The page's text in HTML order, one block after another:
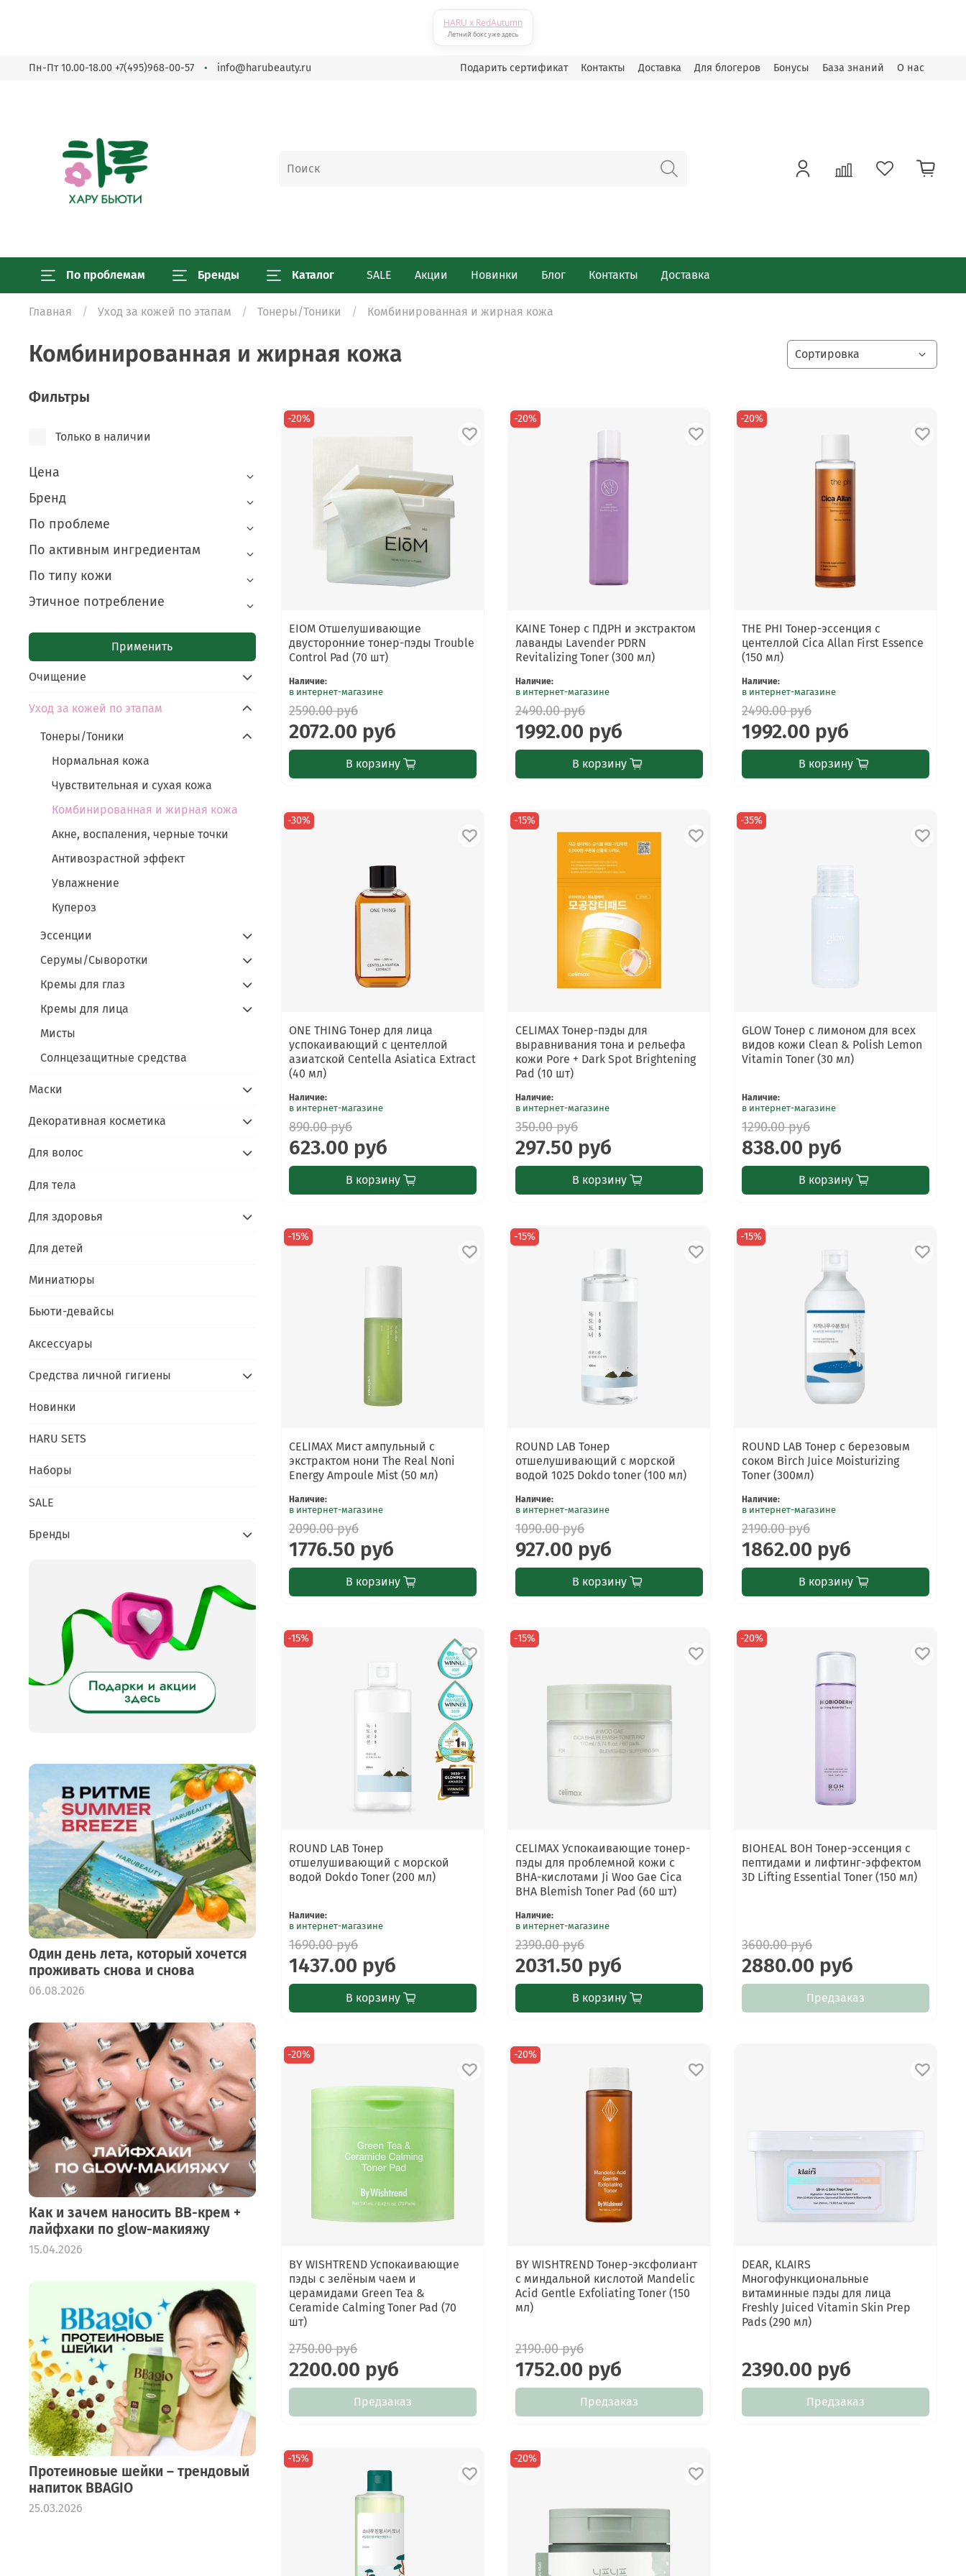
HARU x RedAutumn
Летний бокс уже здесь
Подарить сертификат Контакты Доставка Для блогеров Бонусы База знаний О нас
Пн-Пт 10.00-18.00 +7(495)968-00-57 info@harubeauty.ru
По проблемам Бренды Каталог SALE Акции Новинки Блог Контакты Доставка
Главная Уход за кожей по этапам Тонеры/Тоники Комбинированная и жирная кожа
Комбинированная и жирная кожа
-20%
EIOM Отшелушивающие
двусторонние тонер-пэды Trouble
Control Pad (70 шт)
Наличие:
в интернет-магазине
2590.00 руб
2072.00 руб
В корзину
-20%
KAINE Тонер с ПДРН и экстрактом
лаванды Lavender PDRN
Revitalizing Toner (300 мл)
Наличие:
в интернет-магазине
2490.00 руб
1992.00 руб
В корзину
-20%
THE PHI Тонер-эссенция с
центеллой Cica Allan First Essence
(150 мл)
Наличие:
в интернет-магазине
2490.00 руб
1992.00 руб
В корзину
-30%
ONE THING Тонер для лица
успокаивающий с центеллой
азиатской Centella Asiatica Extract
(40 мл)
Наличие:
в интернет-магазине
890.00 руб
623.00 руб
В корзину
-15%
CELIMAX Тонер-пэды для
выравнивания тона и рельефа
кожи Pore + Dark Spot Brightening
Pad (10 шт)
Наличие:
в интернет-магазине
350.00 руб
297.50 руб
В корзину
-35%
GLOW Тонер с лимоном для всех
видов кожи Clean & Polish Lemon
Vitamin Toner (30 мл)
Наличие:
в интернет-магазине
1290.00 руб
838.00 руб
В корзину
-15%
CELIMAX Мист ампульный с
экстрактом нони The Real Noni
Energy Ampoule Mist (50 мл)
Наличие:
в интернет-магазине
2090.00 руб
1776.50 руб
В корзину
-15%
ROUND LAB Тонер
отшелушивающий с морской
водой 1025 Dokdo toner (100 мл)
Наличие:
в интернет-магазине
1090.00 руб
927.00 руб
В корзину
-15%
ROUND LAB Тонер с березовым
соком Birch Juice Moisturizing
Toner (300мл)
Наличие:
в интернет-магазине
2190.00 руб
1862.00 руб
В корзину
-15%
ROUND LAB Тонер
отшелушивающий с морской
водой Dokdo Toner (200 мл)
Наличие:
в интернет-магазине
1690.00 руб
1437.00 руб
В корзину
-15%
CELIMAX Успокаивающие тонер-
пэды для проблемной кожи с
BHA-кислотами Ji Woo Gae Cica
BHA Blemish Toner Pad (60 шт)
Наличие:
в интернет-магазине
2390.00 руб
2031.50 руб
В корзину
-20%
BIOHEAL BOH Тонер-эссенция с
пептидами и лифтинг-эффектом
3D Lifting Essential Toner (150 мл)
3600.00 руб
2880.00 руб
Предзаказ
-20%
BY WISHTREND Успокаивающие
пэды с зелёным чаем и
церамидами Green Tea &
Ceramide Calming Toner Pad (70
шт)
2750.00 руб
2200.00 руб
Предзаказ
-20%
BY WISHTREND Тонер-эксфолиант
с миндальной кислотой Mandelic
Acid Gentle Exfoliating Toner (150
мл)
2190.00 руб
1752.00 руб
Предзаказ
DEAR, KLAIRS
Многофункциональные
витаминные пэды для лица
Freshly Juiced Vitamin Skin Prep
Pads (290 мл)
2390.00 руб
Предзаказ
-15% -20%
Фильтры
Только в наличии
Цена
Бренд
По проблеме
По активным ингредиентам
По типу кожи
Этичное потребление
Применить
Очищение
Уход за кожей по этапам
Тонеры/Тоники
Нормальная кожа
Чувствительная и сухая кожа
Комбинированная и жирная кожа
Акне, воспаления, черные точки
Антивозрастной эффект
Увлажнение
Купероз
Эссенции
Серумы/Сыворотки
Кремы для глаз
Кремы для лица
Мисты
Солнцезащитные средства
Маски
Декоративная косметика
Для волос
Для тела
Для здоровья
Для детей
Миниатюры
Бьюти-девайсы
Аксессуары
Средства личной гигиены
Новинки
HARU SETS
Наборы
SALE
Бренды
Один день лета, который хочется
проживать снова и снова
06.08.2026
Как и зачем наносить BB-крем +
лайфхаки по glow-макияжу
15.04.2026
Протеиновые шейки – трендовый
напиток BBAGIO
25.03.2026